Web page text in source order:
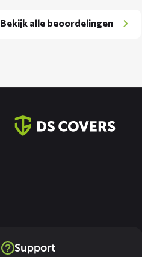
Bekijk alle beoordelingen
Support